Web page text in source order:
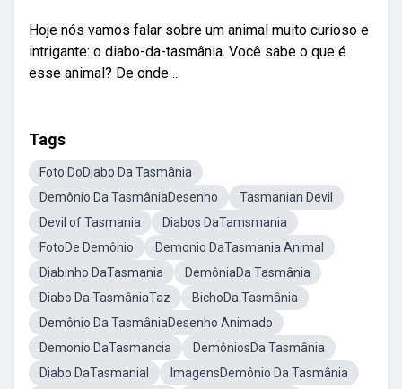
Hoje nós vamos falar sobre um animal muito curioso e
intrigante: o diabo-da-tasmânia. Você sabe o que é
esse animal? De onde ...
Tags
Foto DoDiabo Da Tasmânia
Demônio Da TasmâniaDesenho
Tasmanian Devil
Devil of Tasmania
Diabos DaTamsmania
FotoDe Demônio
Demonio DaTasmania Animal
Diabinho DaTasmania
DemôniaDa Tasmânia
Diabo Da TasmâniaTaz
BichoDa Tasmânia
Demônio Da TasmâniaDesenho Animado
Demonio DaTasmancia
DemôniosDa Tasmânia
Diabo DaTasmanial
ImagensDemônio Da Tasmânia